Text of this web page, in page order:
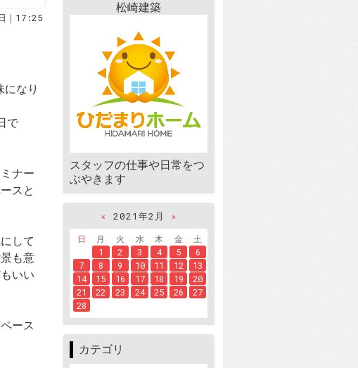
｜17:25
なり
で
ナー
スと
して
も意
いい
ース
松崎建築
スタッフの仕事や日常をつ
ぶやきます
« 2021年2月
»
日
月 火 水 木 金
土
1
2 3 4 5
6
7
8 9 10 11 12
13
14
15 16 17 18 19
20
21
22 23 24 25 26
27
28
カテゴリ